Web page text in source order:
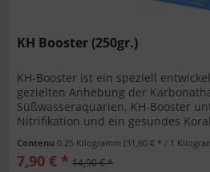
KH Booster (250gr.)
KH-Booster ist ein speziell
gezielten Anhebung der
Süßwasseraquarien. KH-Booster
Nitrifikation und ein gesundes
Contenu 0.25 Kilogramm(31,60 € * / 1
7,90 € * 14,90 € *